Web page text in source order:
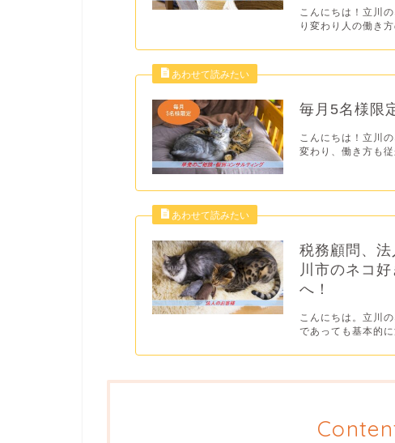
こんにちは！立川
り変わり人の働き
毎月5名様限
こんにちは！立川
変わり、働き方も
税務顧問、
川市のネコ
へ！
こんにちは。立川
であっても基本的